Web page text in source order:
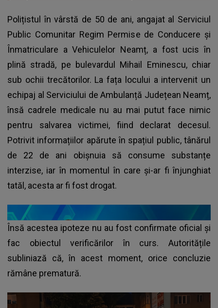
Polițistul în vârstă de 50 de ani, angajat al Serviciul
Public Comunitar Regim Permise de Conducere și
Înmatriculare a Vehiculelor Neamț, a fost ucis în
plină stradă, pe bulevardul Mihail Eminescu, chiar
sub ochii trecătorilor. La fața locului a intervenit un
echipaj al Serviciului de Ambulanță Județean Neamț,
însă cadrele medicale nu au mai putut face nimic
pentru salvarea victimei, fiind declarat decesul.
Potrivit informațiilor apărute în spațiul public, tânărul
de 22 de ani obișnuia să consume substanțe
interzise, iar în momentul în care și-ar fi înjunghiat
tatăl, acesta ar fi fost drogat.
Însă acestea ipoteze nu au fost confirmate oficial și
fac obiectul verificărilor în curs. Autoritățile
subliniază că, în acest moment, orice concluzie
rămâne prematură.